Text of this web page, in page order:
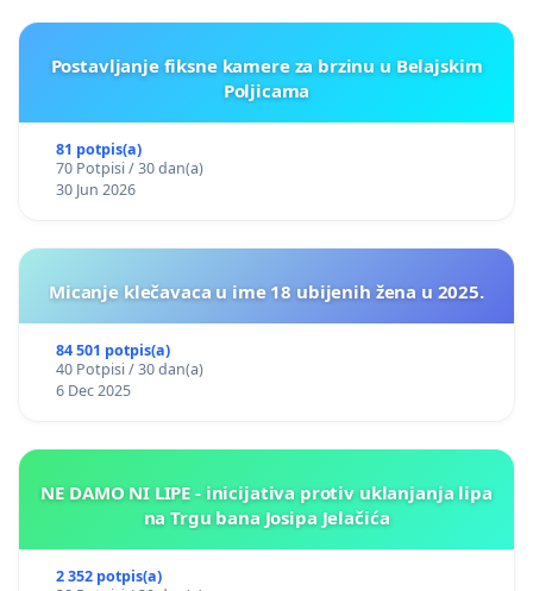
Postavljanje fiksne kamere za brzinu u Belajskim
Poljicama
81 potpis(a)
70 Potpisi / 30 dan(a)
30 Jun 2026
Micanje klečavaca u ime 18 ubijenih žena u 2025.
84 501 potpis(a)
40 Potpisi / 30 dan(a)
6 Dec 2025
NE DAMO NI LIPE - inicijativa protiv uklanjanja lipa
na Trgu bana Josipa Jelačića
2 352 potpis(a)